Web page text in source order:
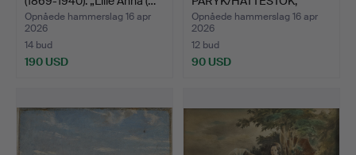
Opnåede hammerslag 16 apr
2026
14 bud
190 USD
modeller, 19…
Opnåede hammerslag 16 apr
2026
12 bud
90 USD